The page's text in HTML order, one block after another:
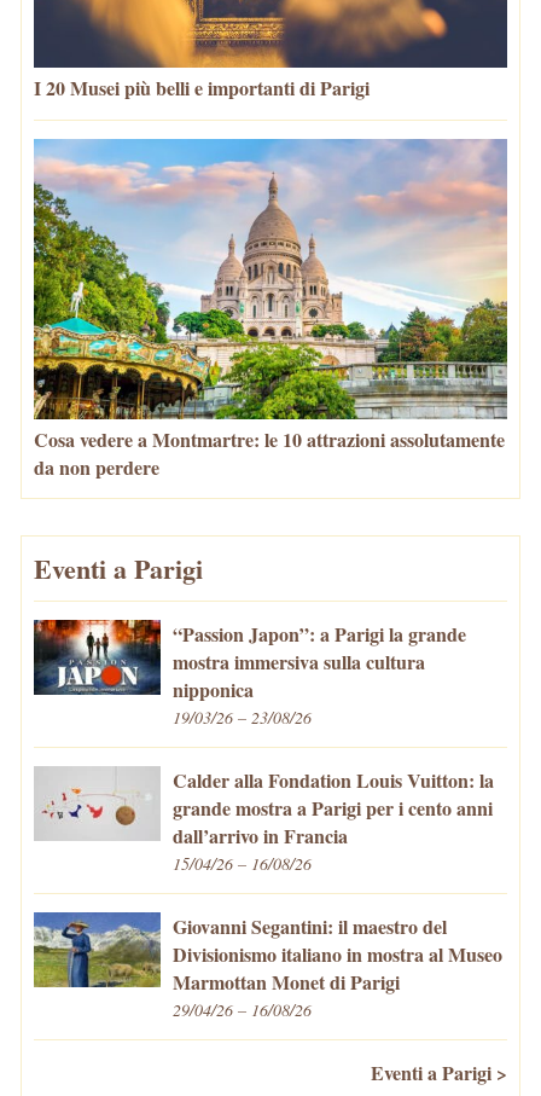
I 20 Musei più belli e importanti di Parigi
Cosa vedere a Montmartre: le 10 attrazioni assolutamente
da non perdere
Eventi a Parigi
“Passion Japon”: a Parigi la grande
mostra immersiva sulla cultura
nipponica
19/03/26 – 23/08/26
Calder alla Fondation Louis Vuitton: la
grande mostra a Parigi per i cento anni
dall’arrivo in Francia
15/04/26 – 16/08/26
Giovanni Segantini: il maestro del
Divisionismo italiano in mostra al Museo
Marmottan Monet di Parigi
29/04/26 – 16/08/26
Eventi a Parigi >